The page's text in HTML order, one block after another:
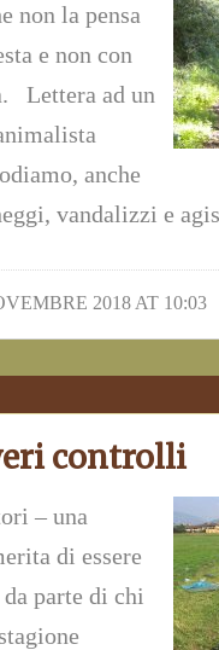
non la pensa
e non con
Lettera ad un
anche
vandalizzi e
2018 AT 10:03
controlli
– una
di essere
parte di chi